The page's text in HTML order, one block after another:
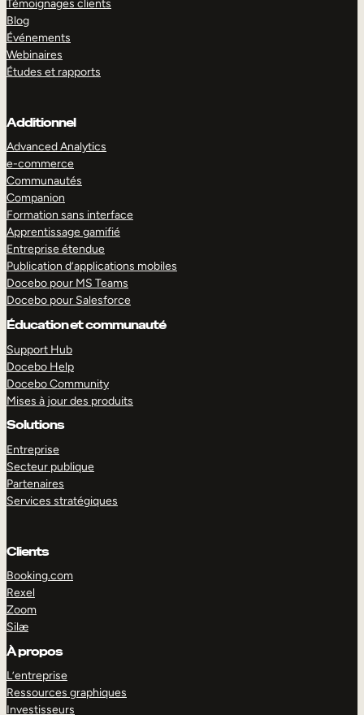
Témoignages clients
Blog
Événements
Webinaires
Études et rapports
Additionnel
Advanced Analytics
e-commerce
Communautés
Companion
Formation sans interface
Apprentissage gamifié
Entreprise étendue
Publication d’applications mobiles
Docebo pour MS Teams
Docebo pour Salesforce
Éducation et communauté
Support Hub
Docebo Help
Docebo Community
Mises à jour des produits
Solutions
Entreprise
Secteur publique
Partenaires
Services stratégiques
Clients
Booking.com
Rexel
Zoom
Silæ
À propos
L’entreprise
Ressources graphiques
Investisseurs